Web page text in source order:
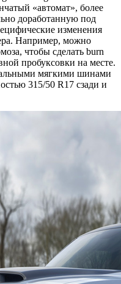
«автомат», более
доработанную под
изменения
Например, можно
чтобы сделать burn
пробуксовки на месте.
мягкими шинами
315/50 R17 сзади и